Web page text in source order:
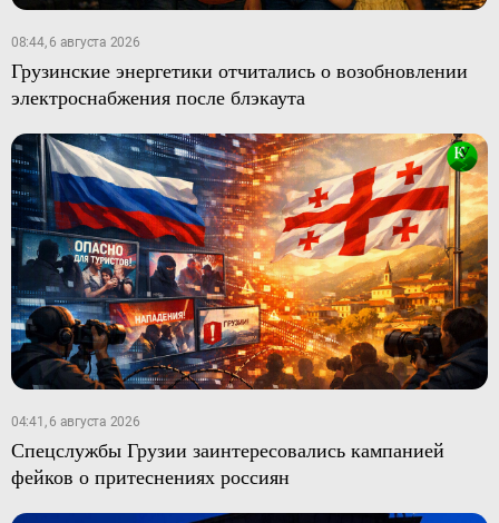
08:44, 6 августа 2026
Грузинские энергетики отчитались о возобновлении
электроснабжения после блэкаута
04:41, 6 августа 2026
Спецслужбы Грузии заинтересовались кампанией
фейков о притеснениях россиян